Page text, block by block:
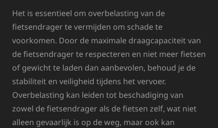
Het is essentieel om overbelasting van de
fietsendrager te vermijden om schade te
voorkomen. Door de maximale draagcapaciteit van
de fietsendrager te respecteren en niet meer fietsen
of gewicht te laden dan aanbevolen, behoud je de
stabiliteit en veiligheid tijdens het vervoer.
Overbelasting kan leiden tot beschadiging van
zowel de fietsendrager als de fietsen zelf, wat niet
alleen gevaarlijk is op de weg, maar ook kan